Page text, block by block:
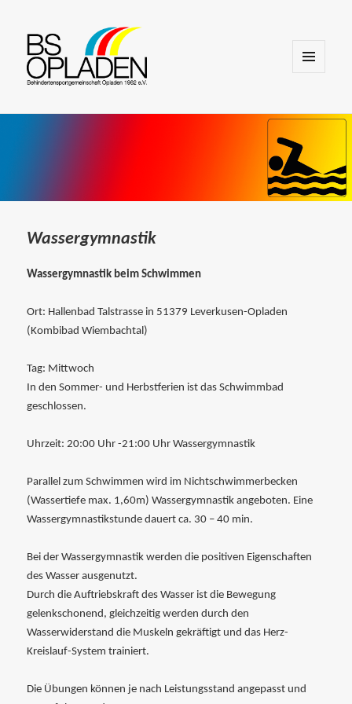
Wassergymnastik
Wassergymnastik beim Schwimmen
Ort: Hallenbad Talstrasse in 51379 Leverkusen-Opladen
(Kombibad Wiembachtal)
Tag: Mittwoch
In den Sommer- und Herbstferien ist das Schwimmbad
geschlossen.
Uhrzeit: 20:00 Uhr -21:00 Uhr Wassergymnastik
Parallel zum Schwimmen wird im Nichtschwimmerbecken
(Wassertiefe max. 1,60m) Wassergymnastik angeboten. Eine
Wassergymnastikstunde dauert ca. 30 – 40 min.
Bei der Wassergymnastik werden die positiven Eigenschaften
des Wasser ausgenutzt.
Durch die Auftriebskraft des Wasser ist die Bewegung
gelenkschonend, gleichzeitig werden durch den
Wasserwiderstand die Muskeln gekräftigt und das Herz-
Kreislauf-System trainiert.
Die Übungen können je nach Leistungsstand angepasst und